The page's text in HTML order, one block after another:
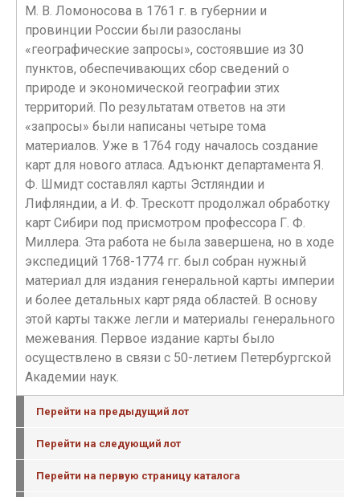
М. В. Ломоносова в 1761 г. в губернии и
провинции России были разосланы
«географические запросы», состоявшие из 30
пунктов, обеспечивающих сбор сведений о
природе и экономической географии этих
территорий. По результатам ответов на эти
«запросы» были написаны четыре тома
материалов. Уже в 1764 году началось создание
карт для нового атласа. Адъюнкт департамента Я.
Ф. Шмидт составлял карты Эстляндии и
Лифляндии, а И. Ф. Трескотт продолжал обработку
карт Сибири под присмотром профессора Г. Ф.
Миллера. Эта работа не была завершена, но в ходе
экспедиций 1768-1774 гг. был собран нужный
материал для издания генеральной карты империи
и более детальных карт ряда областей. В основу
этой карты также легли и материалы генерального
межевания. Первое издание карты было
осуществлено в связи с 50-летием Петербургской
Академии наук.
Перейти на предыдущий лот
Перейти на следующий лот
Перейти на первую страницу каталога